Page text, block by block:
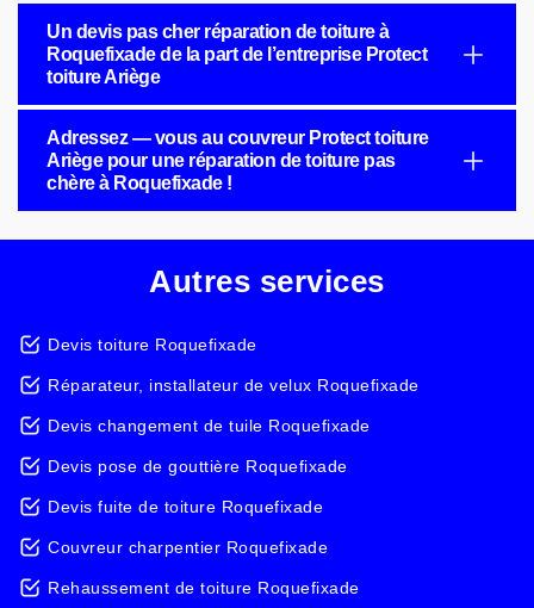
Un devis pas cher réparation de toiture à
Roquefixade de la part de l’entreprise Protect
toiture Ariège
Adressez — vous au couvreur Protect toiture
Ariège pour une réparation de toiture pas
chère à Roquefixade !
Autres services
Devis toiture Roquefixade
Réparateur, installateur de velux Roquefixade
Devis changement de tuile Roquefixade
Devis pose de gouttière Roquefixade
Devis fuite de toiture Roquefixade
Couvreur charpentier Roquefixade
Rehaussement de toiture Roquefixade